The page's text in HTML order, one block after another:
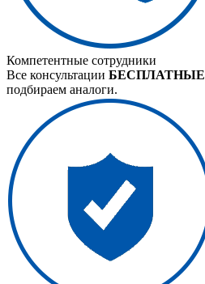
Компетентные сотрудники
Все консультации БЕСПЛАТНЫЕ
подбираем аналоги.